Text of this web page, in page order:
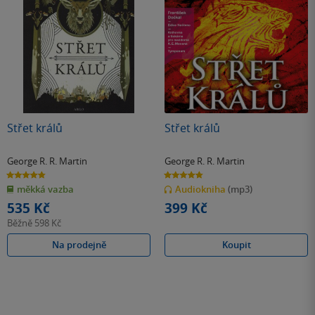
Střet králů
George R. R. Martin
4.8
z
5
hvězdiček
měkká vazba
535 Kč
Běžně 598 Kč
Na prodejně
Střet králů
George R. R. Martin
4.8
z
5
hvězdiček
Audiokniha (mp3)
399 Kč
Koupit